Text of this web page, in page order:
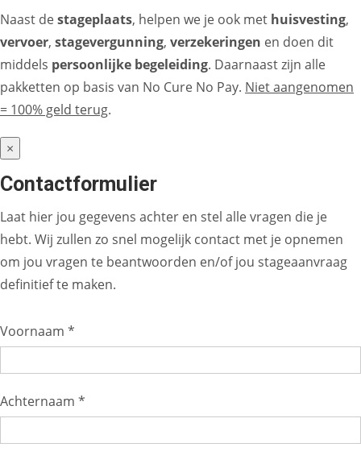
Naast destageplaats, helpen we je ook met huisvesting,
vervoer, stagevergunning, verzekeringen en doen dit
middels persoonlijke begeleiding. Daarnaast zijn alle
pakketten op basis van No Cure No Pay. Niet aangenomen
= 100% geld terug.
×
Contactformulier
Laat hier jou gegevens achter en stel alle vragen die je
hebt. Wij zullen zo snel mogelijk contact met je opnemen
om jou vragen te beantwoorden en/of jou stageaanvraag
definitief te maken.
Voornaam *
Achternaam *